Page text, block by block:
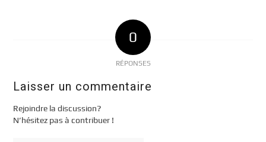
0
RÉPONSES
Laisser un commentaire
Rejoindre la discussion?
N’hésitez pas à contribuer !